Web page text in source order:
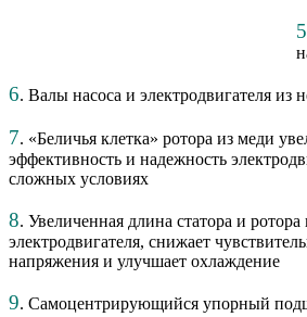
5
6. Валы насоса и электродвигателя из
7. «Беличья клетка» ротора из меди
эффективность и надежность
сложных условиях
8. Увеличенная длина статора и
электродвигателя, снижает
напряжения и улучшает охлаждение
9. Самоцентрирующийся упорный